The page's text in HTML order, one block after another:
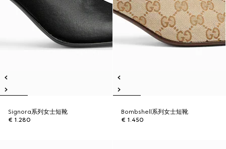
Signora系列女士短靴
€ 1.280
Bombshell系列女士短靴
€ 1.450